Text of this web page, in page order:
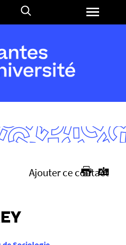
Aller
Ajouter ce contact